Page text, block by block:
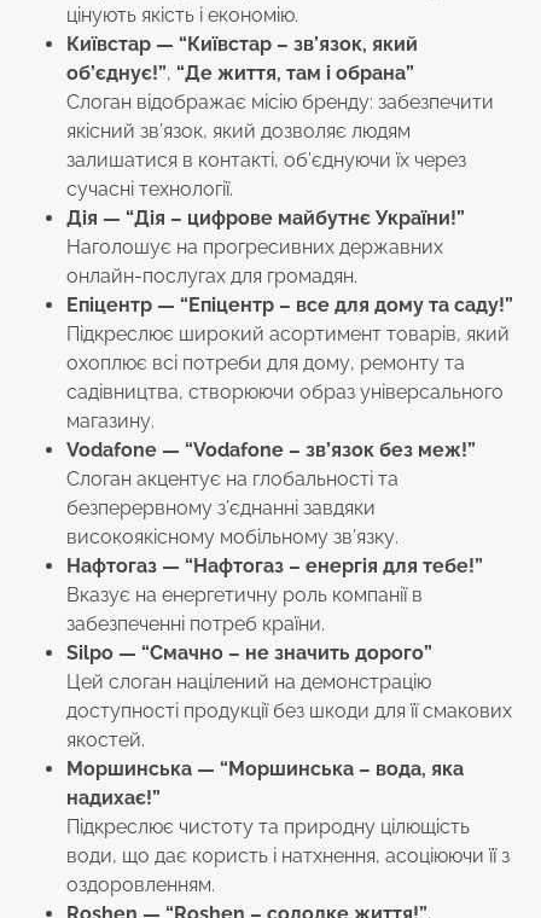
цінують якість і економію.
Київстар — “Київстар – зв’язок, який
об’єднує!”, “Де життя, там і обрана”
Слоган відображає місію бренду: забезпечити
якісний зв’язок, який дозволяє людям
залишатися в контакті, об’єднуючи їх через
сучасні технології.
Дія — “Дія – цифрове майбутнє України!”
Наголошує на прогресивних державних
онлайн-послугах для громадян.
Епіцентр — “Епіцентр – все для дому та саду!”
Підкреслює широкий асортимент товарів, який
охоплює всі потреби для дому, ремонту та
садівництва, створюючи образ універсального
магазину.
Vodafone — “Vodafone – зв’язок без меж!”
Слоган акцентує на глобальності та
безперервному з’єднанні завдяки
високоякісному мобільному зв’язку.
Нафтогаз — “Нафтогаз – енергія для тебе!”
Вказує на енергетичну роль компанії в
забезпеченні потреб країни.
Silpo — “Смачно – не значить дорого”
Цей слоган націлений на демонстрацію
доступності продукції без шкоди для її смакових
якостей.
Моршинська — “Моршинська – вода, яка
надихає!”
Підкреслює чистоту та природну цілющість
води, що дає користь і натхнення, асоціюючи її з
оздоровленням.